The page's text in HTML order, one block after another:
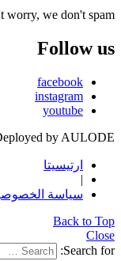
worry, we don't spam
Follow us
facebook
instagram
youtube
by AULODE
ارتيسيتا
|
سياسة
Back to Top
Close
Search for: